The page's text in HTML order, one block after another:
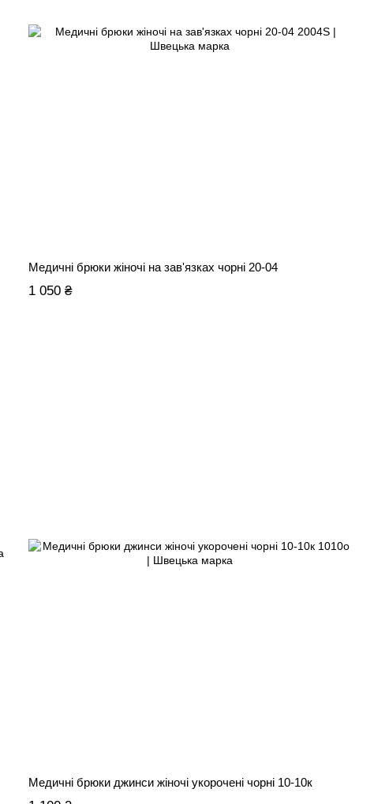
Медичні брюки жіночі на зав'язках чорні 20-04
1 050 ₴
Медичні брюки джинси жіночі укорочені чорні 10-10к